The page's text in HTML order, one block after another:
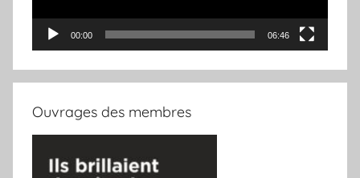
00:00 06:46
Ouvrages des membres